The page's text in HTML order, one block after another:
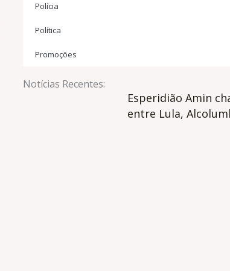
Polícia
Política
Promoções
Notícias Recentes:
Esperidião Amin
entre Lula,